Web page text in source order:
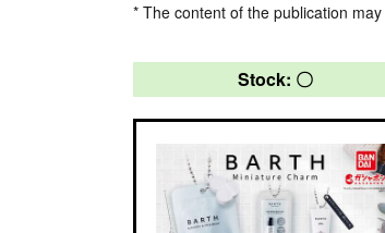
* The content of the publication
Stock: 〇